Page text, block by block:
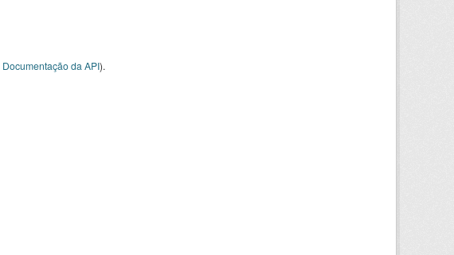
Documentação da API).